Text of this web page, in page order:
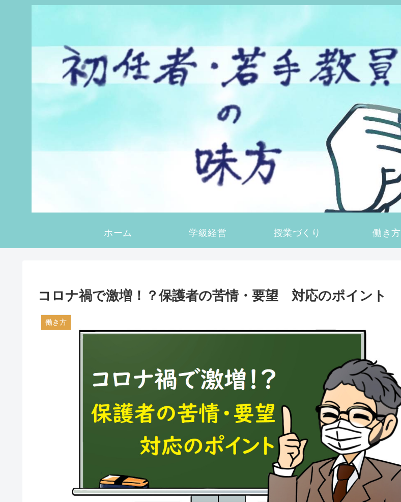
ホーム 学級経営 授業づくり 働き方
コロナ禍で激増！？保護者の苦情・要望 対応のポイント
働き方